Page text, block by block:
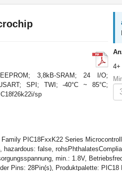
3,8kB-SRAM; 24 I/O;
SPI; TWI; -40°C ~ 85°C;
sp
4+
PIC18FxxK22 Series
false,
min.: 1.8V,
Pins: 28Pin(s), Produktpalette: